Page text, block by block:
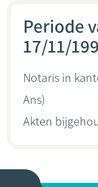
Periode
17/11/
Notaris in
Ans)
Akten